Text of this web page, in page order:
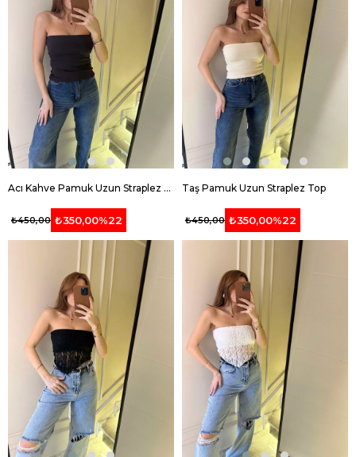
Acı Kahve Pamuk Uzun Straplez Top
₺350,00%22
₺450,00
Taş Pamuk Uzun Straplez Top
₺350,00%22
₺450,00